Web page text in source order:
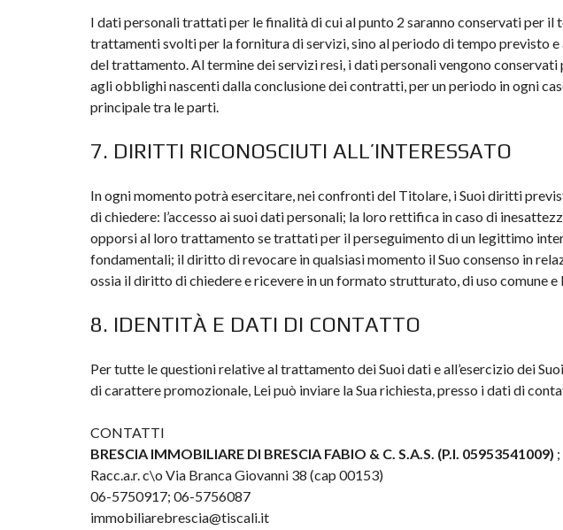
I dati personali trattati per le finalità di cui al punto 2 saranno conservati per
trattamenti svolti per la fornitura di servizi, sino al periodo di tempo previsto
del trattamento. Al termine dei servizi resi, i dati personali vengono
agli obblighi nascenti dalla conclusione dei contratti, per un periodo in ogni
principale tra le parti.
7. DIRITTI RICONOSCIUTI ALL’INTERESSATO
In ogni momento potrà esercitare, nei confronti del Titolare, i Suoi diritti
di chiedere: l’accesso ai suoi dati personali; la loro rettifica in caso di
opporsi al loro trattamento se trattati per il perseguimento di un legittimo
fondamentali; il diritto di revocare in qualsiasi momento il Suo consenso in
ossia il diritto di chiedere e ricevere in un formato strutturato, di uso comune
8. IDENTITÀ E DATI DI CONTATTO
Per tutte le questioni relative al trattamento dei Suoi dati e all’esercizio dei
di carattere promozionale, Lei può inviare la Sua richiesta, presso i dati di
CONTATTI
BRESCIA IMMOBILIARE DI BRESCIA FABIO & C. S.A.S. (P.I. 05953541009) ;
Racc.a.r. c\o Via Branca Giovanni 38 (cap 00153)
06-5750917; 06-5756087
immobiliarebrescia@tiscali.it